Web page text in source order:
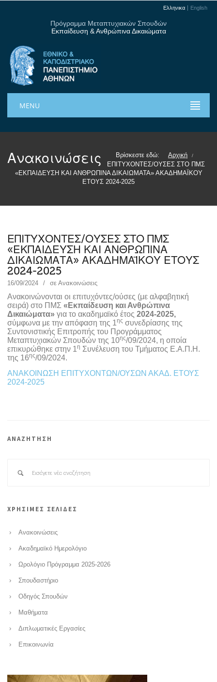
Ελληνικα English
Πρόγραμμα Μεταπτυχιακών Σπουδών
Εκπαίδευση & Ανθρώπινα Δικαιώματα
MENU
Ανακοινώσεις Βρίσκεστε εδώ: Αρχική /
ΕΠΙΤΥΧΟΝΤΕΣ/ΟΥΣΕΣ ΣΤΟ ΠΜΣ
«ΕΚΠΑΙΔΕΥΣΗ ΚΑΙ ΑΝΘΡΩΠΙΝΑ ΔΙΚΑΙΩΜΑΤΑ» ΑΚΑΔΗΜΑΪΚΟΥ
ΕΤΟΥΣ 2024-2025
ΕΠΙΤΥΧΟΝΤΕΣ/ΟΥΣΕΣ ΣΤΟ ΠΜΣ
«ΕΚΠΑΙΔΕΥΣΗ ΚΑΙ ΑΝΘΡΩΠΙΝΑ
ΔΙΚΑΙΩΜΑΤΑ» ΑΚΑΔΗΜΑΪΚΟΥ ΕΤΟΥΣ
2024-2025
16/09/2024 σε Ανακοινώσεις
Ανακοινώνονται οι επιτυχόντες/ούσες (με αλφαβητική
σειρά) στο ΠΜΣ «Εκπαίδευση και Ανθρώπινα
Δικαιώματα» για το ακαδημαϊκό έτος 2024-2025,
σύμφωνα με την απόφαση της 1ης συνεδρίασης της
Συντονιστικής Επιτροπής του Προγράμματος
Μεταπτυχιακών Σπουδών της 10ης/09/2024, η οποία
επικυρώθηκε στην 1η Συνέλευση του Τμήματος Ε.Α.Π.Η.
της 16ης/09/2024.
ΑΝΑΚΟΙΝΩΣΗ ΕΠΙΤΥΧΟΝΤΩΝ/ΟΥΣΩΝ ΑΚΑΔ. ΕΤΟΥΣ
2024-2025
ΑΝΑΖΗΤΗΣΗ
ΧΡΗΣΙΜΕΣ ΣΕΛΙΔΕΣ
Ανακοινώσεις
Ακαδημαϊκό Ημερολόγιο
Ωρολόγιο Πρόγραμμα 2025-2026
Σπουδαστήριο
Οδηγός Σπουδών
Μαθήματα
Διπλωματικές Εργασίες
Επικοινωνία